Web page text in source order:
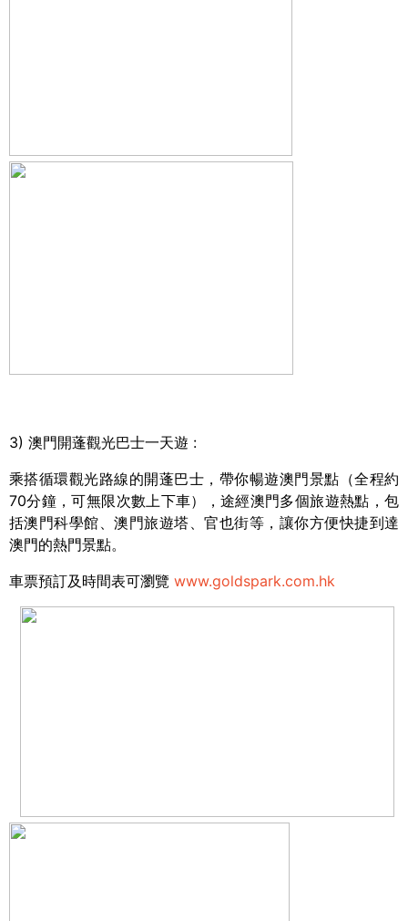
3)澳門開蓬觀光巴士一天遊 :
乘搭循環觀光路線的開蓬巴士，帶你暢遊澳門景點（全程約
70分鐘，可無限次數上下車），途經澳門多個旅遊熱點，包
括澳門科學館、澳門旅遊塔、官也街等，讓你方便快捷到達
澳門的熱門景點。
車票預訂及時間表可瀏覽www.goldspark.com.hk